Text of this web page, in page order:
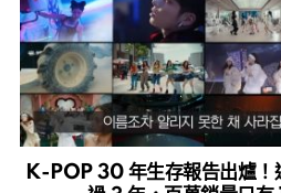
K-POP 30 年生存報告出爐！